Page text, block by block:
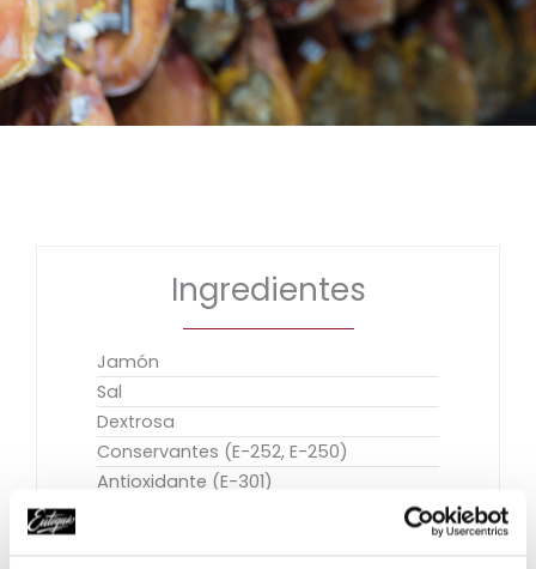
Ingredientes
Jamón
Sal
Dextrosa
Conservantes (E-252, E-250)
Antioxidante (E-301)